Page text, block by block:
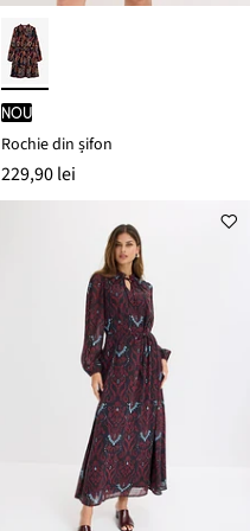
nou
Rochie din șifon
229,90 lei